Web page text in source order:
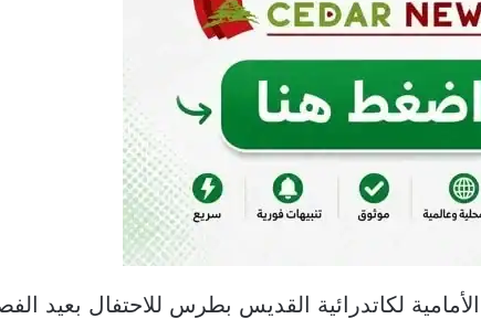
في الساحة الأمامية لكاتدرائية القديس بطرس للاحتفال بعيد